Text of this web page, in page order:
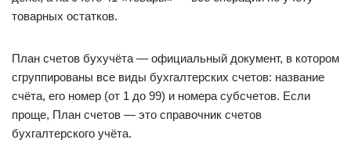
товарных остатков.
План счетов бухучёта — официальный документ, в котором
сгруппированы все виды бухгалтерских счетов: название
счёта, его номер (от 1 до 99) и номера субсчетов. Если
проще, План счетов — это справочник счетов
бухгалтерского учёта.